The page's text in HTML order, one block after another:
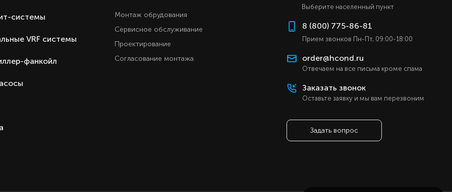
Внутренний блок VRF системы
системы
VRF системы
фанкойл
Монтаж обрудования
Сервисное обслуживание
Проектирование
Согласование монтажа
Выберите населенный пункт
8 (800) 775-86-81
Прием звонков Пн-Пт, 09:00-18:00
order@hcond.ru
Отвечаем на все письма кроме спама
Заказать звонок
Оставьте заявку и мы вам перезвоним
Задать вопрос